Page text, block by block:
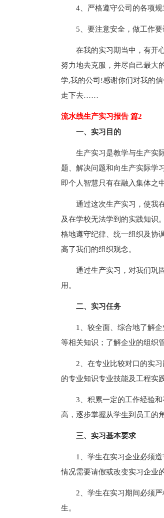
4、严格遵守公司的各项规
5、要注意安全，做工作要
在我的实习期当中，有开
努力地去克服，并尽自己最大
学,我的公司!感谢你们对我的
走下去……
流水线生产实习报告 篇2
一、实习目的
生产实习是教学与生产实
题、解决问题和向生产实际学
即个人智慧只有在融入集体之
通过这次生产实习，使我
及在学校无法学到的实践知识
格地遵守纪律、统一组织及协
高了我们的组织观念。
通过生产实习，对我们巩
用。
二、实习任务
1、较全面、综合地了解
等相关知识；了解企业的组织
2、在专业比较对口的实
的专业知识专业技能及工程实
3、积累一定的工作经验
高，逐步掌握从学生到员工的
三、实习基本要求
1、学生在实习企业必须
情况需要请假或改变实习企业
2、学生在实习期间必须
生。